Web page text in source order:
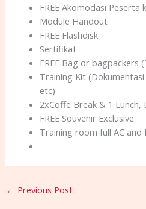
FREE Akomodasi
Module Handout
FREE Flashdisk
Sertifikat
FREE Bag or bagpackers
Training Kit
etc)
2xCoffe Break & 1 Lunch,
FREE Souvenir Exclusive
Training room full AC and
← Previous Post